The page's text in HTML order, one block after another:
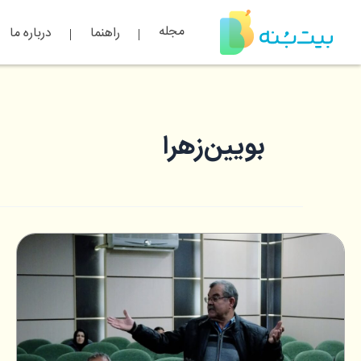
پرش
مجله راهنما درباره ما
بویین‌زهرا